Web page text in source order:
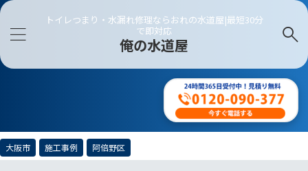
トイレつまり・水漏れ修理ならおれの水道屋|最短30分
で即対応
俺の水道屋
大阪市 施工事例 阿倍野区